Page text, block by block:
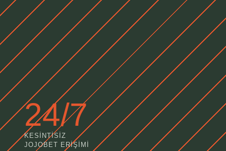
24/7
KESINTISIZ
JOJOBET ERIŞIMI